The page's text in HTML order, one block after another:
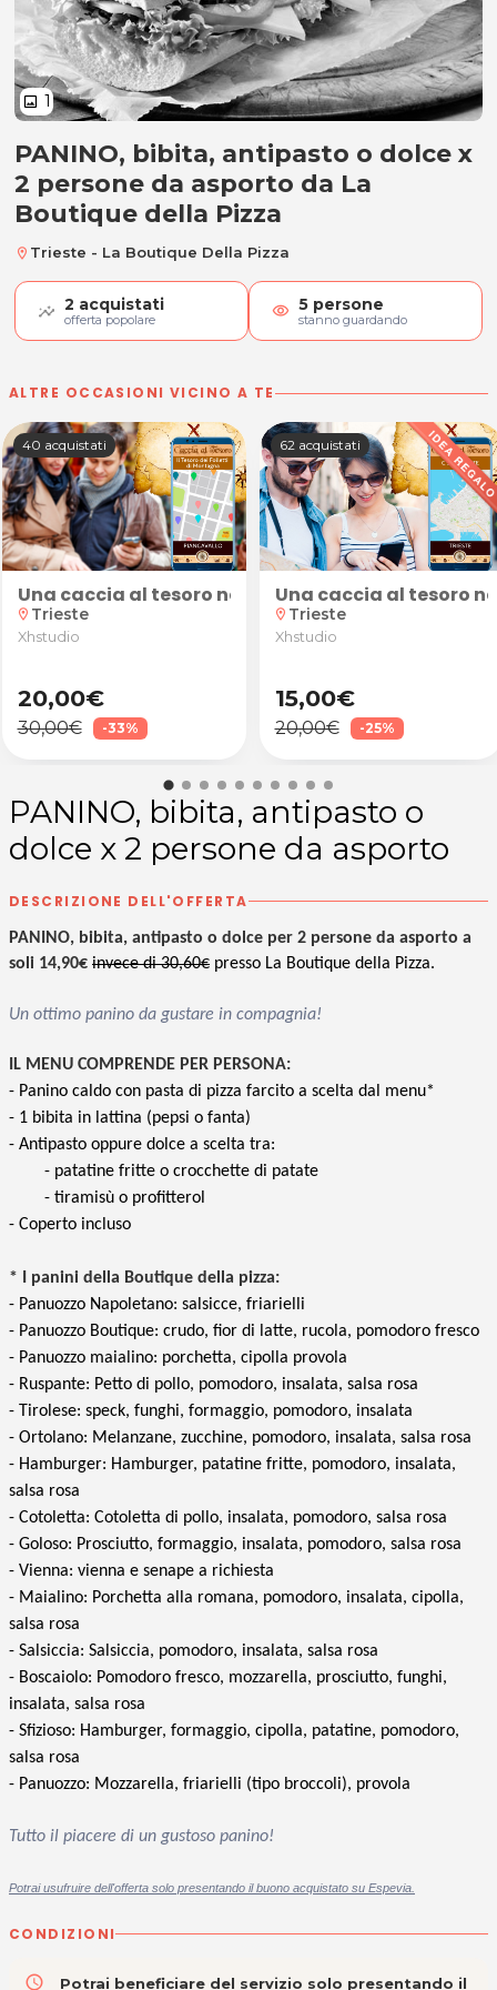
image 1
PANINO, bibita, antipasto o
PANINO, bibita, antipasto o dolce x
2 persone da asporto da La
Boutique della Pizza
location_on Trieste - La Boutique Della Pizza
2 acquistati
offerta popolare visibility 5 persone
stanno guardando
ALTRE OCCASIONI VICINO A TE
Fashion Beauty a Trieste
40 acquistati
Una caccia al tesoro nella magica atmosfera di
location_on Trieste
Xhstudio
20,00€
30,00€ -33%
62 acquistati
Una caccia al tesoro
location_on Trieste
Xhstudio
15,00€
20,00€ -25%
PANINO, bibita, antipasto o
dolce x 2 persone da asporto
DESCRIZIONE DELL'OFFERTA
PANINO, bibita, antipasto o dolce per 2 persone da asporto a
soli 14,90€ invece di 30,60€ presso La Boutique della Pizza.
Un ottimo panino da gustare in compagnia!
IL MENU COMPRENDE PER PERSONA:
- Panino caldo con pasta di pizza farcito a scelta dal menu*
- 1 bibita in lattina (pepsi o fanta)
- Antipasto oppure dolce a scelta tra:
- patatine fritte o crocchette di patate
- tiramisù o profitterol
- Coperto incluso
* I panini della Boutique della pizza:
- Panuozzo Napoletano: salsicce, friarielli
- Panuozzo Boutique: crudo, fior di latte, rucola, pomodoro fresco
- Panuozzo maialino: porchetta, cipolla provola
- Ruspante: Petto di pollo, pomodoro, insalata, salsa rosa
- Tirolese: speck, funghi, formaggio, pomodoro, insalata
- Ortolano: Melanzane, zucchine, pomodoro, insalata, salsa rosa
- Hamburger: Hamburger, patatine fritte, pomodoro, insalata,
salsa rosa
- Cotoletta: Cotoletta di pollo, insalata, pomodoro, salsa rosa
- Goloso: Prosciutto, formaggio, insalata, pomodoro, salsa rosa
- Vienna: vienna e senape a richiesta
- Maialino: Porchetta alla romana, pomodoro, insalata, cipolla,
salsa rosa
- Salsiccia: Salsiccia, pomodoro, insalata, salsa rosa
- Boscaiolo: Pomodoro fresco, mozzarella, prosciutto, funghi,
insalata, salsa rosa
- Sfizioso: Hamburger, formaggio, cipolla, patatine, pomodoro,
salsa rosa
- Panuozzo: Mozzarella, friarielli (tipo broccoli), provola
Tutto il piacere di un gustoso panino!
Potrai usufruire dell'offerta solo presentando il buono acquistato su Espevia.
CONDIZIONI
access_time Potrai beneficiare del servizio solo presentando il